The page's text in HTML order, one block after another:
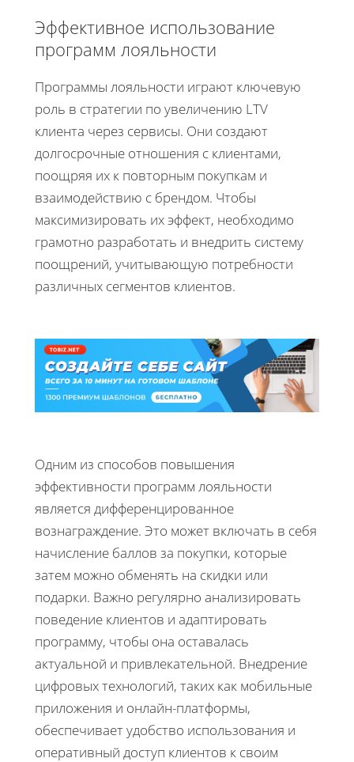
Эффективное использование
программ лояльности
Программы лояльности играют ключевую
роль в стратегии по увеличению LTV
клиента через сервисы. Они создают
долгосрочные отношения с клиентами,
поощряя их к повторным покупкам и
взаимодействию с брендом. Чтобы
максимизировать их эффект, необходимо
грамотно разработать и внедрить систему
поощрений, учитывающую потребности
различных сегментов клиентов.
Одним из способов повышения
эффективности программ лояльности
является дифференцированное
вознаграждение. Это может включать в себя
начисление баллов за покупки, которые
затем можно обменять на скидки или
подарки. Важно регулярно анализировать
поведение клиентов и адаптировать
программу, чтобы она оставалась
актуальной и привлекательной. Внедрение
цифровых технологий, таких как мобильные
приложения и онлайн-платформы,
обеспечивает удобство использования и
оперативный доступ клиентов к своим